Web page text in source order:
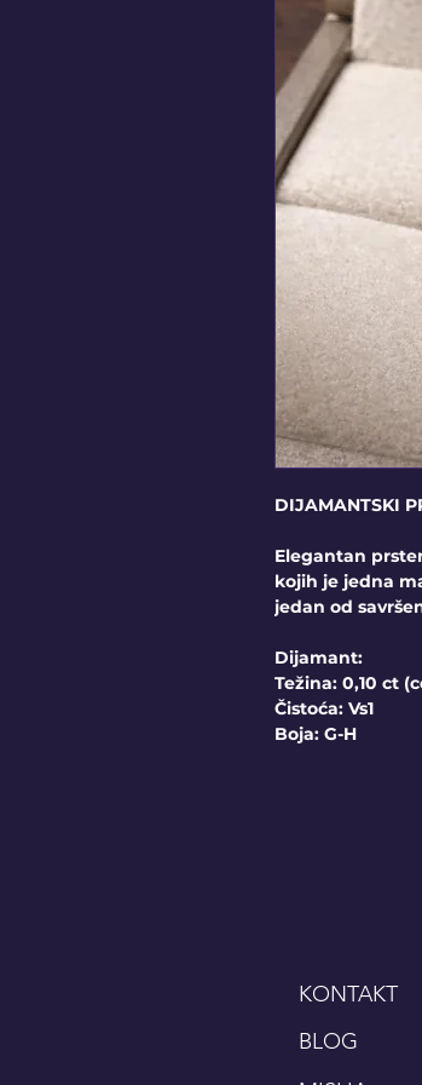
DIJAMANTSKI
Elegantan
kojih je jedna
jedan od
Dijamant:
Težina: 0,10 ct
Čistoća: Vs1
Boja: G-H
KONTAKT
BLOG